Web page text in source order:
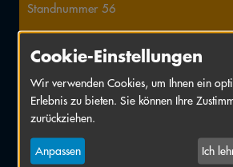
Standnummer 56
Benjamin von Eckartsberg
Freitag, 17.06.2022
13:00bis14:00Uhr
Comicfestival München
Halle B
Standnummer
Cookie-Einstellungen
Wir verwenden Cookies, um Ihnen ein
Erlebnis zu bieten. Sie können Ihre
zurückziehen.
Anpassen Ich